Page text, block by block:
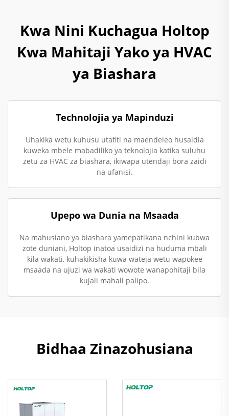
Kwa Nini Kuchagua Holtop
Kwa Mahitaji Yako ya HVAC
ya Biashara
Technolojia ya Mapinduzi
Uhakika wetu kuhusu utafiti na maendeleo husaidia
kuweka mbele mabadiliko ya teknolojia katika suluhu
zetu za HVAC za biashara, ikiwapa utendaji bora zaidi
na ufanisi.
Upepo wa Dunia na Msaada
Na mahusiano ya biashara yamepatikana nchini kubwa
zote duniani, Holtop inatoa usaidizi na huduma mbali
kila wakati, kuhakikisha kuwa wateja wetu wapokee
msaada na ujuzi wa wakati wowote wanapohitaji bila
kujali mahali palipo.
Bidhaa Zinazohusiana